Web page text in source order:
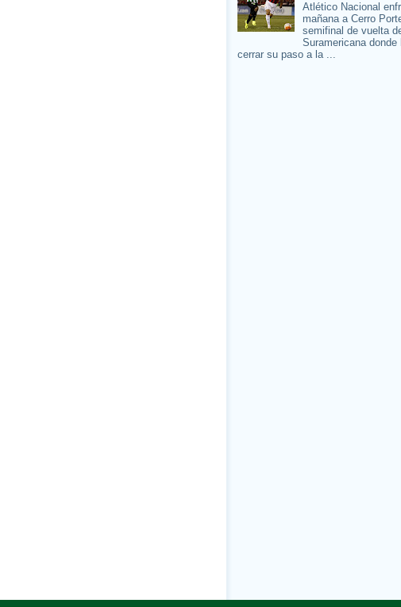
Atlético Nacional
mañana a Cerro
semifinal de vuelta
Suramericana donde
cerrar su paso a la ...